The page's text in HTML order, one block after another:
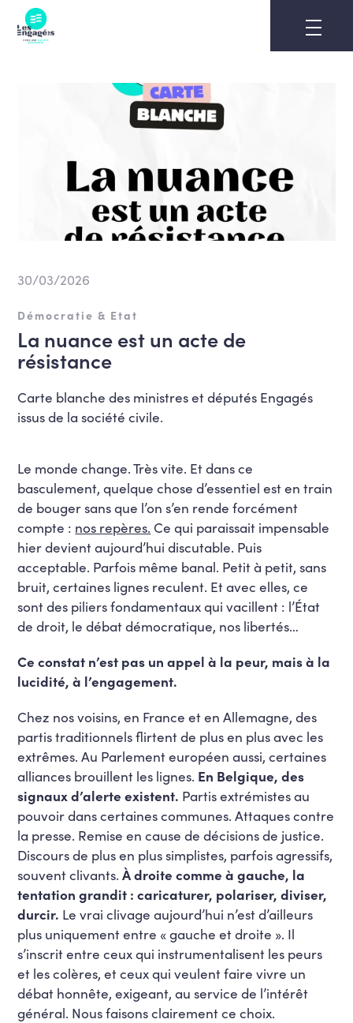
content
30/03/2026
Démocratie & Etat
La nuance est un acte de
résistance
Carte blanche des ministres et députés Engagés
issus de la société civile.
Le monde change. Très vite. Et dans ce
basculement, quelque chose d’essentiel est en train
de bouger sans que l’on s’en rende forcément
compte : nos repères. Ce qui paraissait impensable
hier devient aujourd’hui discutable. Puis
acceptable. Parfois même banal. Petit à petit, sans
bruit, certaines lignes reculent. Et avec elles, ce
sont des piliers fondamentaux qui vacillent : l’État
de droit, le débat démocratique, nos libertés…
Ce constat n’est pas un appel à la peur, mais à la
lucidité, à l’engagement.
Chez nos voisins, en France et en Allemagne, des
partis traditionnels flirtent de plus en plus avec les
extrêmes. Au Parlement européen aussi, certaines
alliances brouillent les lignes. En Belgique, des
signaux d’alerte existent. Partis extrémistes au
pouvoir dans certaines communes. Attaques contre
la presse. Remise en cause de décisions de justice.
Discours de plus en plus simplistes, parfois agressifs,
souvent clivants.À droite comme à gauche, la
tentation grandit : caricaturer, polariser, diviser,
durcir. Le vrai clivage aujourd’hui n’est d’ailleurs
plus uniquement entre « gauche et droite ». Il
s’inscrit entre ceux qui instrumentalisent les peurs
et les colères, et ceux qui veulent faire vivre un
débat honnête, exigeant, au service de l’intérêt
général. Nous faisons clairement ce choix.